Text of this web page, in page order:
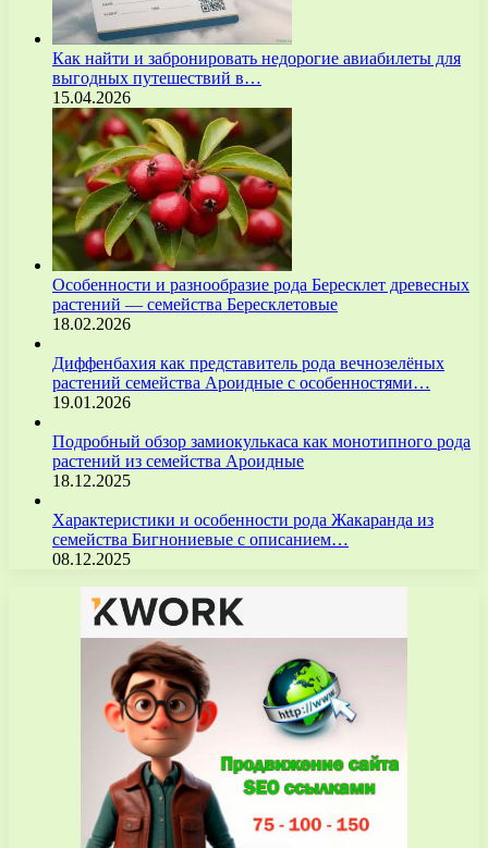
Как найти и забронировать недорогие авиабилеты для
выгодных путешествий в…
15.04.2026
Особенности и разнообразие рода Бересклет древесных
растений — семейства Бересклетовые
18.02.2026
Диффенбахия как представитель рода вечнозелёных
растений семейства Ароидные с особенностями…
19.01.2026
Подробный обзор замиокулькаса как монотипного рода
растений из семейства Ароидные
18.12.2025
Характеристики и особенности рода Жакаранда из
семейства Бигнониевые с описанием…
08.12.2025